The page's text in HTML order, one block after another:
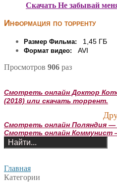
Скачать Не забывай
Информация по торренту
Размер Фильма: 1,45 ГБ
Формат видео: AVI
Просмотров 906 раз
Смотреть онлайн Доктор
(2018) или скачать торрент.
Смотреть онлайн Поляндия —
Смотреть онлайн Коммунист
Главная
Категории